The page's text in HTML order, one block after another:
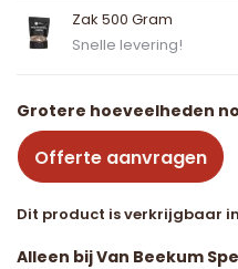
Zak 500 Gram
Snelle levering!
Grotere hoeveelheden
Offerte aanvragen
Dit product is verkrijgbaar
Alleen bij Van Beekum